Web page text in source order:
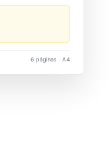
6 páginas · A4